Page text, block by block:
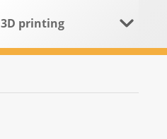
3D printing